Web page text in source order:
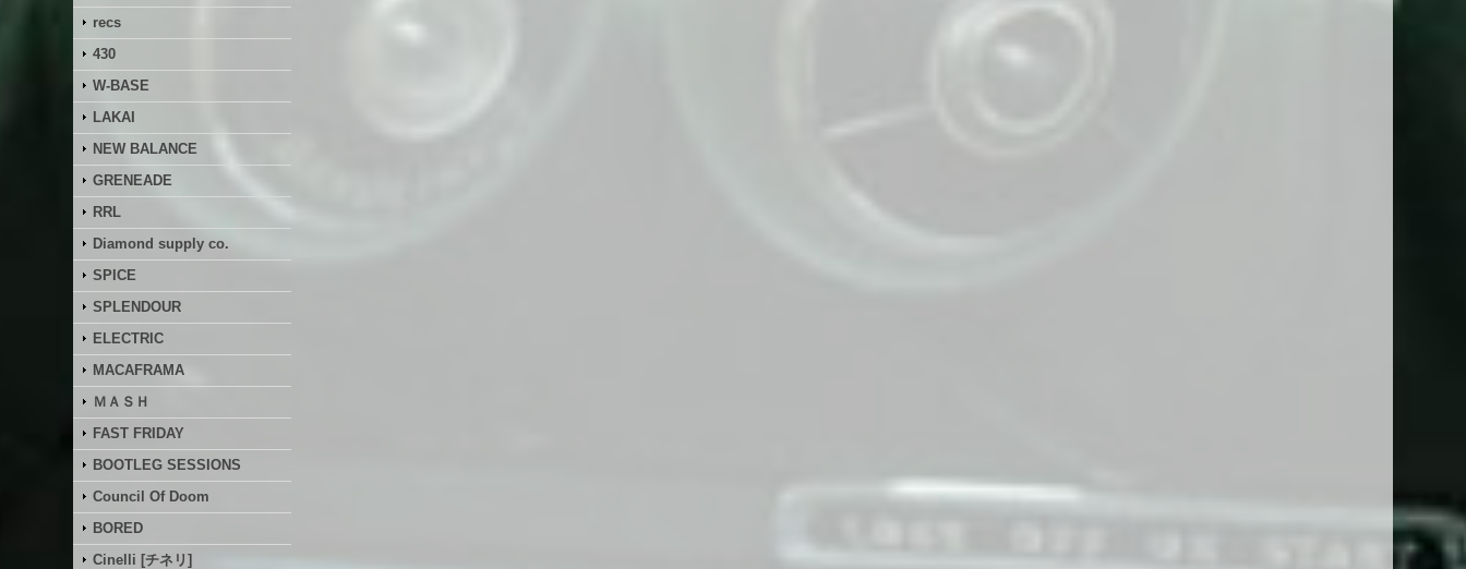
recs
430
W-BASE
LAKAI
NEW BALANCE
GRENEADE
RRL
Diamond supply co.
SPICE
SPLENDOUR
ELECTRIC
MACAFRAMA
ＭＡＳＨ
FAST FRIDAY
BOOTLEG SESSIONS
Council Of Doom
BORED
Cinelli [チネリ]